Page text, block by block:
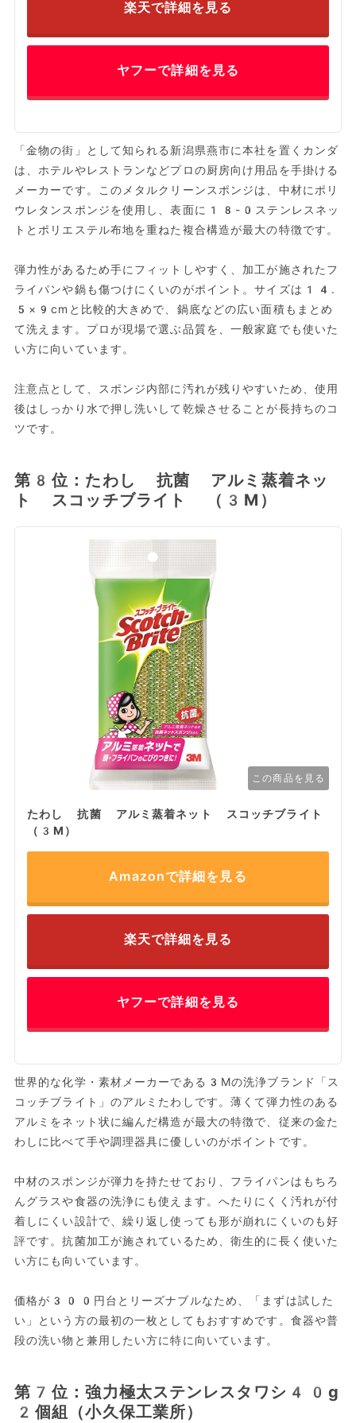
楽天で詳細を見る
ヤフーで詳細を見る
「金物の街」として知られる新潟県燕市に本社を置くカンダ
は、ホテルやレストランなどプロの厨房向け用品を手掛ける
メーカーです。このメタルクリーンスポンジは、中材にポリ
ウレタンスポンジを使用し、表面に18-0ステンレスネッ
トとポリエステル布地を重ねた複合構造が最大の特徴です。
弾力性があるため手にフィットしやすく、加工が施されたフ
ライパンや鍋も傷つけにくいのがポイント。サイズは14.
5×9cmと比較的大きめで、鍋底などの広い面積もまとめ
て洗えます。プロが現場で選ぶ品質を、一般家庭でも使いた
い方に向いています。
注意点として、スポンジ内部に汚れが残りやすいため、使用
後はしっかり水で押し洗いして乾燥させることが長持ちのコ
ツです。
第8位：たわし 抗菌 アルミ蒸着ネッ
ト スコッチブライト （3M）
この商品を見る
たわし 抗菌 アルミ蒸着ネット スコッチブライト
（3M）
Amazonで詳細を見る
楽天で詳細を見る
ヤフーで詳細を見る
世界的な化学・素材メーカーである3Mの洗浄ブランド「ス
コッチブライト」のアルミたわしです。薄くて弾力性のある
アルミをネット状に編んだ構造が最大の特徴で、従来の金た
わしに比べて手や調理器具に優しいのがポイントです。
中材のスポンジが弾力を持たせており、フライパンはもちろ
んグラスや食器の洗浄にも使えます。へたりにくく汚れが付
着しにくい設計で、繰り返し使っても形が崩れにくいのも好
評です。抗菌加工が施されているため、衛生的に長く使いた
い方にも向いています。
価格が300円台とリーズナブルなため、「まずは試した
い」という方の最初の一枚としてもおすすめです。食器や普
段の洗い物と兼用したい方に特に向いています。
第7位：強力極太ステンレスタワシ40g
2個組（小久保工業所）